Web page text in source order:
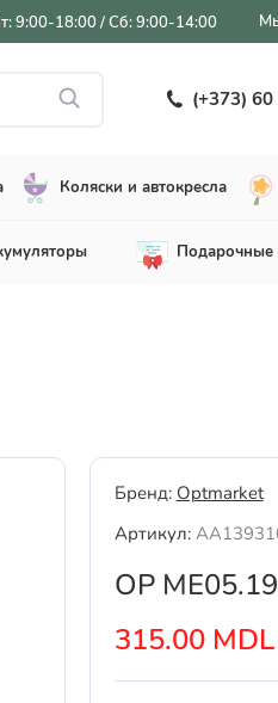
9:00-18:00 / Сб: 9:00-14:00
(+373)
Коляски и автокресла
Подарочные
Бренд: Optmarket
Артикул:
OP
315.00 MDL